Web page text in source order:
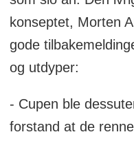
konseptet, Morten
gode
og utdyper:
- Cupen ble
forstand at de